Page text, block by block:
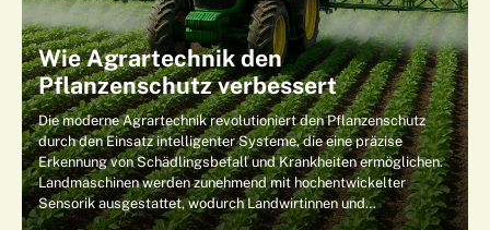
Wie Agrartechnik den
Pflanzenschutz verbessert
Die moderne Agrartechnik revolutioniert den Pflanzenschutz
durch den Einsatz intelligenter Systeme, die eine präzise
Erkennung von Schädlingsbefall und Krankheiten ermöglichen.
Landmaschinen werden zunehmend mit hochentwickelter
Sensorik ausgestattet, wodurch Landwirtinnen und…